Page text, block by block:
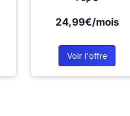
24,99€/mois
Voir l'offre